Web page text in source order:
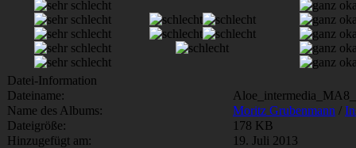
Datei-Information
Dateiname:
Name des Albums:
Moritz Grubenmann /
Dateigröße:
178 KB
Hinzugefügt am:
19. Juli 2013